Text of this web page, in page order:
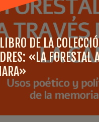
DE LA
«LA FORESTAL